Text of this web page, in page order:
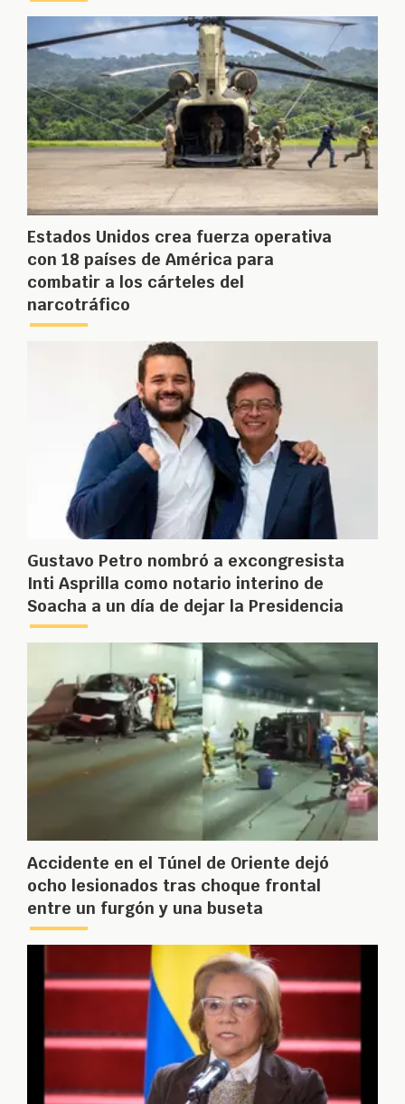
Estados Unidos crea fuerza operativa
con 18 países de América para
combatir a los cárteles del
narcotráfico
Gustavo Petro nombró a excongresista
Inti Asprilla como notario interino de
Soacha a un día de dejar la Presidencia
Accidente en el Túnel de Oriente dejó
ocho lesionados tras choque frontal
entre un furgón y una buseta